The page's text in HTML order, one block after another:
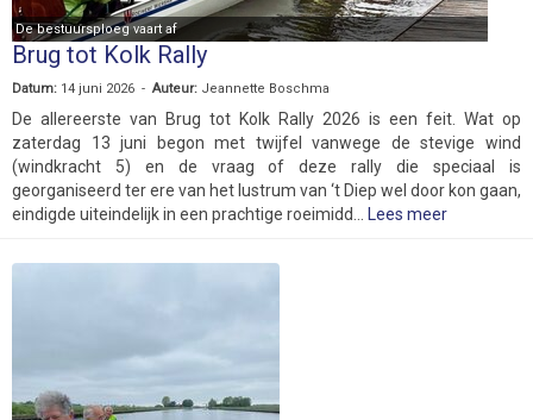
De bestuursploeg vaart af
Brug tot Kolk Rally
Datum: 14 juni 2026 -Auteur: Jeannette Boschma
De allereerste van Brug tot Kolk Rally 2026 is een feit. Wat op
zaterdag 13 juni begon met twijfel vanwege de stevige wind
(windkracht 5) en de vraag of deze rally die speciaal is
georganiseerd ter ere van het lustrum van ‘t Diep wel door kon gaan,
eindigde uiteindelijk in een prachtige roeimidd...
Lees meer